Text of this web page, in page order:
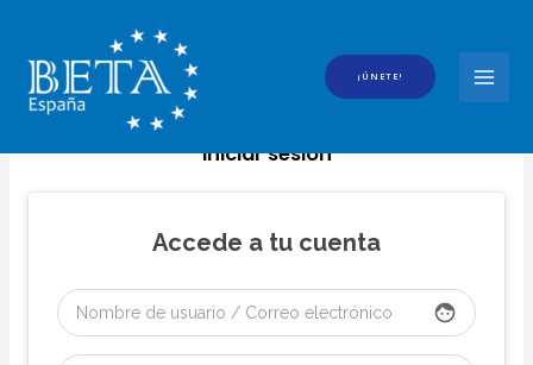
contenido
¡ÚNETE!
Iniciar sesión
Accede a tu cuenta
face